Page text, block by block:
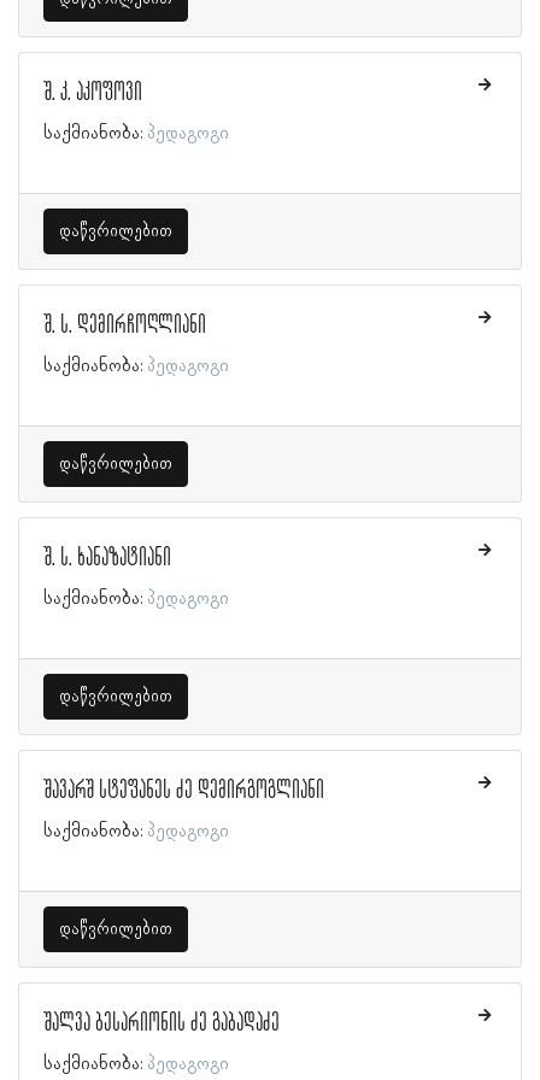
შ. კ. აკოფოვი
საქმიანობა: პედაგოგი
დაწვრილებით
შ. ს. დემირჩოღლიანი
საქმიანობა: პედაგოგი
დაწვრილებით
შ. ს. ხანაზატიანი
საქმიანობა: პედაგოგი
დაწვრილებით
შავარშ სტეფანეს ძე დემირგოგლიანი
საქმიანობა: პედაგოგი
დაწვრილებით
შალვა ბესარიონის ძე გაბადაძე
საქმიანობა: პედაგოგი